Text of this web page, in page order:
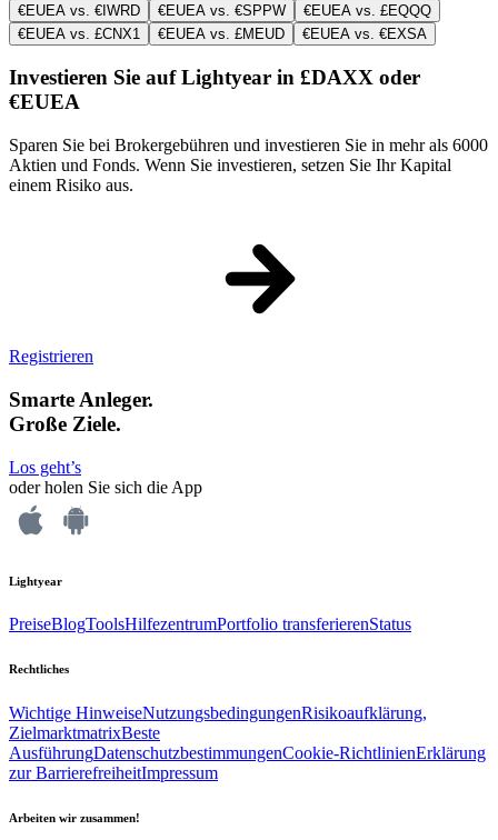
€EUEA vs. €IWRD
€EUEA vs. €SPPW
€EUEA vs. £EQQQ
€EUEA vs. £CNX1
€EUEA vs. £MEUD €EUEA vs. €EXSA
Investieren Sie auf Lightyear in £DAXX oder
€EUEA
Sparen Sie bei Brokergebühren und investieren Sie in mehr als 6000
Aktien und Fonds. Wenn Sie investieren, setzen Sie Ihr Kapital
einem Risiko aus.
Registrieren
Smarte Anleger.
Große Ziele.
Los geht’s
oder holen Sie sich die App
Lightyear
PreiseBlogToolsHilfezentrumPortfolio transferierenStatus
Rechtliches
Wichtige HinweiseNutzungsbedingungenRisikoaufklärung,
ZielmarktmatrixBeste
AusführungDatenschutzbestimmungenCookie-RichtlinienErklärung
zur BarrierefreiheitImpressum
Arbeiten wir zusammen!